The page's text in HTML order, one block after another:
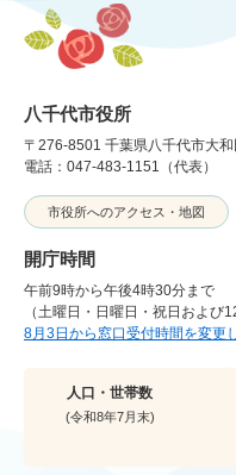
八千代市役所
〒276-8501 千葉県八千代市大
電話：047-483-1151（代表）
市役所へのアクセス・地図
開庁時間
午前9時から午後4時30分まで
（土曜日・日曜日・祝日および
8月3日から窓口受付時間を変更
人口・世帯数
(令和8年7月末)